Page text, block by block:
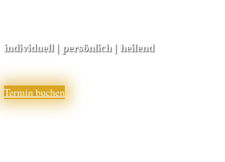
individuell | persönlich | heilend
Termin buchen